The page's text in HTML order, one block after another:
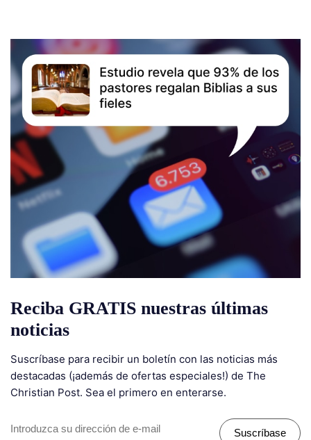
Reciba GRATIS nuestras últimas
noticias
Suscríbase para recibir un boletín con las noticias más
destacadas (¡además de ofertas especiales!) de The
Christian Post. Sea el primero en enterarse.
Suscríbase